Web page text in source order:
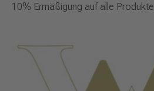
10% Ermäßigung auf alle Produkte